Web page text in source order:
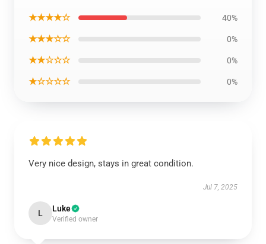
★★★★☆ 40%
★★★☆☆ 0%
★★☆☆☆ 0%
★☆☆☆☆ 0%
Very nice design, stays in great condition.
Jul 7, 2025
L Luke
Verified owner